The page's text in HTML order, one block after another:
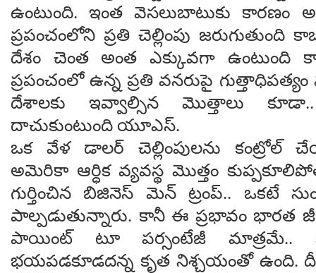
ఉంటుంది. ఇంత వెస‌లుబాటుకు
ప్ర‌పంచంలోని ప్ర‌తి చెల్లింపు జ‌రుగుతుంది
దేశం చెంత అంత ఎక్కువ‌గా ఉంటుంది
ప్ర‌పంచంలో ఉన్న ప్ర‌తి వ‌న‌రుపై
దేశాల‌కు ఇవ్వాల్సిన మొత్తాలు
దాచుకుంటుంది యూఎస్.
ఒక వేళ డాల‌ర్ చెల్లింపుల‌ను కంట్రోల్
అమెరికా ఆర్ధిక వ్య‌వ‌స్థ మొత్తం
గుర్తించిన బిజినెస్ మెన్ ట్రంప్.. ఒక‌టే
పాల్ప‌డుతున్నారు. కానీ ఈ ప్ర‌భావం భార‌త
పాయింట్ టూ ప‌ర్సంటేజీ మాత్ర‌మే..
భ‌య‌ప‌డ‌కూడ‌ద‌న్న కృత నిశ్చ‌యంతో ఉంది.